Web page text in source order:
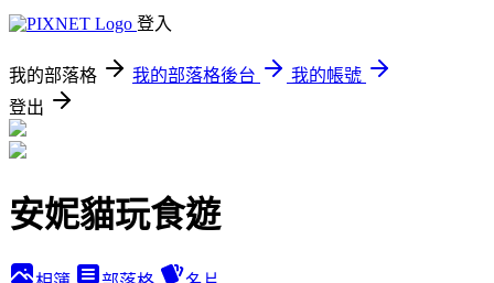
登入
我的部落格 我的部落格後台
我的帳號
登出
安妮貓玩食遊